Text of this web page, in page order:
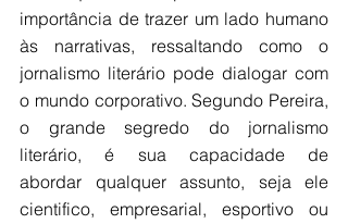
importância de trazer um lado humano
às narrativas, ressaltando como o
jornalismo literário pode dialogar com
o mundo corporativo. Segundo Pereira,
o grande segredo do jornalismo
literário, é sua capacidade de
abordar qualquer assunto, seja ele
cientifico, empresarial, esportivo ou